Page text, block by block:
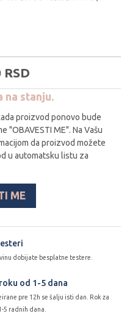
RSD
na stanju.
proizvod ponovo bude
"OBAVESTI ME". Na Vašu
da proizvod možete
u automatsku listu za
ME
dobijate besplatne testere.
od 1-5 dana
pre 12h se šalju isti dan. Rok za
5 radnih dana.